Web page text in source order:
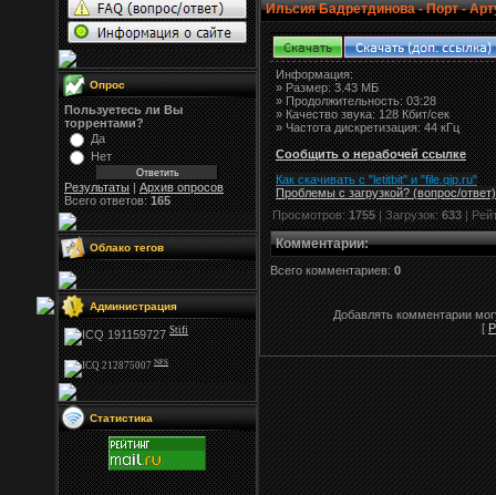
Опрос
Пользуетесь ли Вы
торрентами?
Да
Нет
Результаты|Архив опросов
Всего ответов:165
Облако тегов
Администрация
Stifi
NFS
Статистика
Ильсия Бадретдинова - Порт -
Информация:
»Размер:3.43 МБ
» Продолжительность: 03:28
» Качество звука: 128 Кбит/сек
» Частота дискретизация: 44 кГц
Сообщить о нерабочей ссылке
Как скачивать с "letitbit" и "file.qip.ru"
Проблемы с загрузкой? (вопрос/ответ)
Просмотров:1755| Загрузок:633|
Комментарии:
Всего комментариев: 0
Добавлять комментарии
[